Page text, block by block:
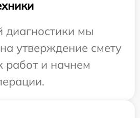
диагностики мы
утверждение смету
работ и начнем